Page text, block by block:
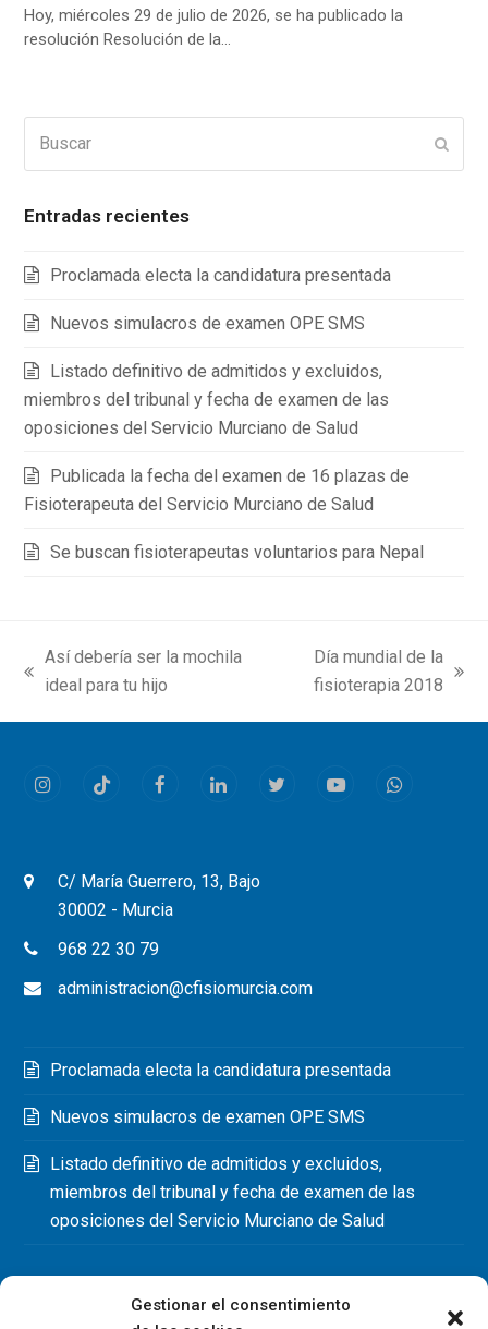
Gestionar el consentimiento
Hoy, miércoles 29 de julio de 2026, se ha publicado la
resolución Resolución de la…
Entradas recientes
Proclamada electa la candidatura presentada
Nuevos simulacros de examen OPE SMS
Listado definitivo de admitidos y excluidos,
miembros del tribunal y fecha de examen de las
oposiciones del Servicio Murciano de Salud
Publicada la fecha del examen de 16 plazas de
Fisioterapeuta del Servicio Murciano de Salud
Se buscan fisioterapeutas voluntarios para Nepal
previous
Así debería ser la mochila
ideal para tu hijo
Día mundial de la
fisioterapia 2018
InstagramTiktok FacebookLinkedInTwitterYoutubeWhatsapp
C/ María Guerrero, 13, Bajo
30002 - Murcia
968 22 30 79
administracion@cfisiomurcia.com
Proclamada electa la candidatura presentada
Nuevos simulacros de examen OPE SMS
Listado definitivo de admitidos y excluidos,
miembros del tribunal y fecha de examen de las
oposiciones del Servicio Murciano de Salud